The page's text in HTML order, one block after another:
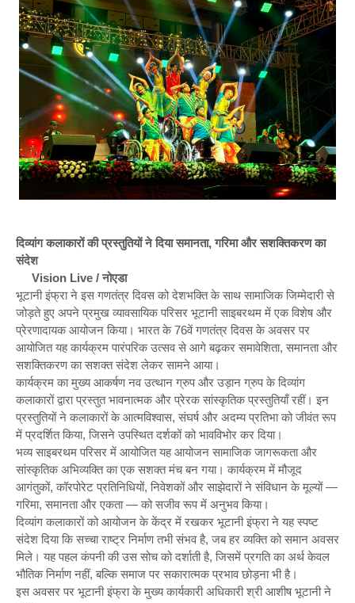
दिव्यांग कलाकारों की प्रस्तुतियों ने दिया समानता, गरिमा और सशक्तिकरण का
संदेश
Vision Live / नोएडा
भूटानी इंफ्रा ने इस गणतंत्र दिवस को देशभक्ति के साथ सामाजिक जिम्मेदारी से
जोड़ते हुए अपने प्रमुख व्यावसायिक परिसर भूटानी साइबरथम में एक विशेष और
प्रेरणादायक आयोजन किया। भारत के 76वें गणतंत्र दिवस के अवसर पर
आयोजित यह कार्यक्रम पारंपरिक उत्सव से आगे बढ़कर समावेशिता, समानता और
सशक्तिकरण का सशक्त संदेश लेकर सामने आया।
कार्यक्रम का मुख्य आकर्षण नव उत्थान ग्रुप और उड़ान ग्रुप के दिव्यांग
कलाकारों द्वारा प्रस्तुत भावनात्मक और प्रेरक सांस्कृतिक प्रस्तुतियाँ रहीं। इन
प्रस्तुतियों ने कलाकारों के आत्मविश्वास, संघर्ष और अदम्य प्रतिभा को जीवंत रूप
में प्रदर्शित किया, जिसने उपस्थित दर्शकों को भावविभोर कर दिया।
भव्य साइबरथम परिसर में आयोजित यह आयोजन सामाजिक जागरूकता और
सांस्कृतिक अभिव्यक्ति का एक सशक्त मंच बन गया। कार्यक्रम में मौजूद
आगंतुकों, कॉरपोरेट प्रतिनिधियों, निवेशकों और साझेदारों ने संविधान के मूल्यों —
गरिमा, समानता और एकता — को सजीव रूप में अनुभव किया।
दिव्यांग कलाकारों को आयोजन के केंद्र में रखकर भूटानी इंफ्रा ने यह स्पष्ट
संदेश दिया कि सच्चा राष्ट्र निर्माण तभी संभव है, जब हर व्यक्ति को समान अवसर
मिले। यह पहल कंपनी की उस सोच को दर्शाती है, जिसमें प्रगति का अर्थ केवल
भौतिक निर्माण नहीं, बल्कि समाज पर सकारात्मक प्रभाव छोड़ना भी है।
इस अवसर पर भूटानी इंफ्रा के मुख्य कार्यकारी अधिकारी श्री आशीष भूटानी ने